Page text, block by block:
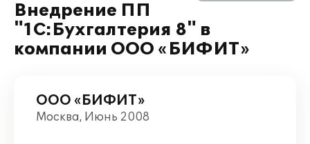
Внедрение ПП
"1С:Бухгалтерия 8" в
компании ООО «БИФИТ»
ООО «БИФИТ»
Москва, Июнь 2008